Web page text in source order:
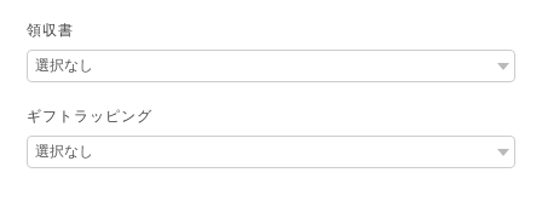
領収書
ギフトラッピング